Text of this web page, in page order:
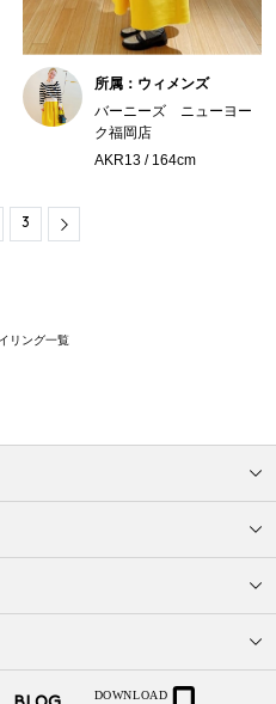
所属：ウィメンズ
バーニーズ ニューヨー
ク福岡店
AKR13 / 164cm
3
リング一覧